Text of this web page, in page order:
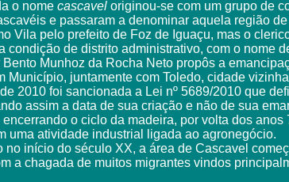
o nome cascavel originou-se com um grupo de
e passaram a denominar aquela região de
Vila pelo prefeito de Foz de Iguaçu, mas o
condição de distrito administrativo, com o nome
Munhoz da Rocha Neto propôs a
Município, juntamente com Toledo, cidade
2010 foi sancionada a Lei nº 5689/2010 que
assim a data de sua criação e não de sua
o ciclo da madeira, por volta dos
uma atividade industrial ligada ao agronegócio.
início do século XX, a área de Cascavel
a chagada de muitos migrantes vindos